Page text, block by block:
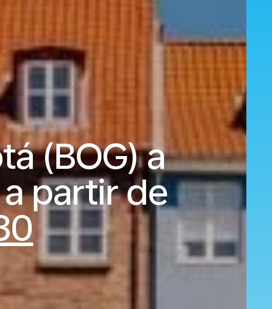
(BOG) a
partir de